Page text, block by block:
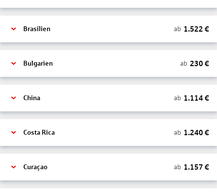
Brasilien ab 1.522 €
Bulgarien ab 230€
China ab 1.114€
Costa Rica ab 1.240€
Curaçao ab 1.157 €